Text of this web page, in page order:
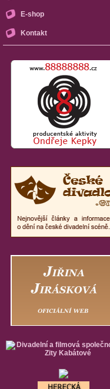
E-shop
Kontakt